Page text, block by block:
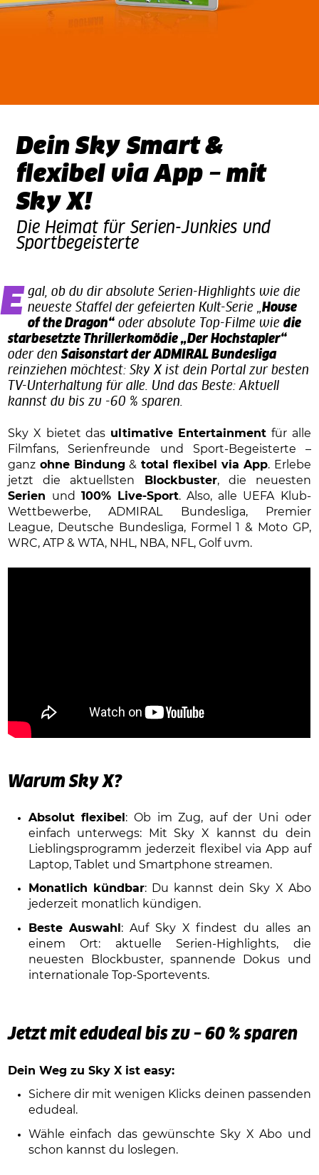
Dein Sky Smart &
flexibel via App – mit
Sky X!
Die Heimat für Serien-Junkies und
Sportbegeisterte
Egal, ob du dir absolute Serien-Highlights wie die neueste Staffel der gefeierten Kult-Serie „House
of the Dragon“ oder absolute Top-Filme wie die
starbesetzte Thrillerkomödie „Der Hochstapler“
oder denSaisonstart der ADMIRAL Bundesliga
reinziehen möchtest: Sky X ist dein Portal zur besten
TV-Unterhaltung für alle. Und das Beste: Aktuell
kannst du bis zu -60 % sparen.
Sky X bietet das ultimative Entertainment für alle
Filmfans, Serienfreunde und Sport-Begeisterte –
ganz ohne Bindung & total flexibel via App. Erlebe
jetzt die aktuellsten
Blockbuster, die neuesten
Serien und 100% Live-Sport. Also, alle UEFA Klub-
Wettbewerbe, ADMIRAL Bundesliga, Premier
League, Deutsche Bundesliga, Formel 1 & Moto GP,
WRC, ATP & WTA, NHL, NBA, NFL, Golf uvm.
Warum Sky X?
Absolut flexibel : Ob im Zug, auf der Uni oder
einfach unterwegs: Mit Sky X kannst du dein
Lieblingsprogramm jederzeit flexibel via App auf
Laptop, Tablet und Smartphone streamen.
Monatlich kündbar: Du kannst dein Sky X Abo
jederzeit monatlich kündigen.
Beste Auswahl : Auf Sky X findest du alles an
einem Ort: aktuelle Serien-Highlights, die
neuesten Blockbuster, spannende Dokus und
internationale Top-Sportevents.
Jetzt mit edudeal bis zu – 60 % sparen
Dein Weg zu Sky X ist easy:
Sichere dir mit wenigen Klicks deinen passenden
edudeal.
Wähle einfach das gewünschte Sky X Abo und
schon kannst du loslegen.